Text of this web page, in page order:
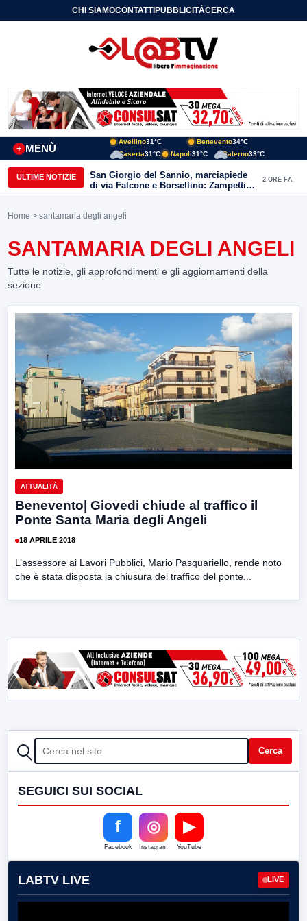
CHI SIAMOCONTATTIPUBBLICITÀCERCA
MENÙ
+
Avellino31°C Benevento34°C
Caserta31°C Napoli31°C Salerno33°C
ULTIME NOTIZIE
San Giorgio del Sannio, marciapiede
di via Falcone e Borsellino: Zampetti e
Lombardi replicano alle polemiche
2 ORE FA
Home > santamaria degli angeli
SANTAMARIA DEGLI ANGELI
Tutte le notizie, gli approfondimenti e gli aggiornamenti della
sezione.
ATTUALITÀ
Benevento| Giovedi chiude al traffico il
Ponte Santa Maria degli Angeli
18 APRILE 2018
L’assessore ai Lavori Pubblici, Mario Pasquariello, rende noto
che è stata disposta la chiusura del traffico del ponte...
CERCA Cerca
SEGUICI SUI SOCIAL
f
Facebook
◎
Instagram
▶
YouTube
LABTV LIVE LIVE